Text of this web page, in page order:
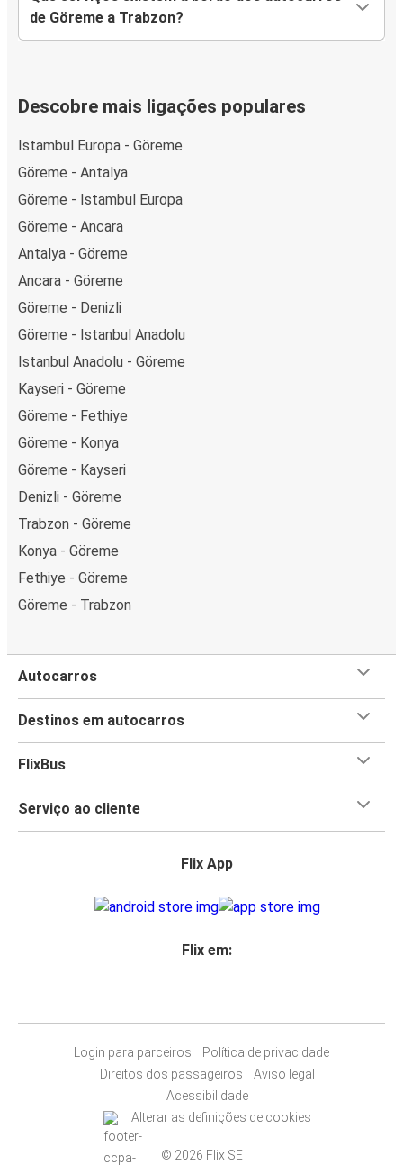
de Göreme a Trabzon?
Descobre mais ligações populares
Istambul Europa - Göreme
Göreme - Antalya
Göreme - Istambul Europa
Göreme - Ancara
Antalya - Göreme
Ancara - Göreme
Göreme - Denizli
Göreme - Istanbul Anadolu
Istanbul Anadolu - Göreme
Kayseri - Göreme
Göreme - Fethiye
Göreme - Konya
Göreme - Kayseri
Denizli - Göreme
Trabzon - Göreme
Konya - Göreme
Fethiye - Göreme
Göreme - Trabzon
Autocarros
Destinos em autocarros
FlixBus
Serviço ao cliente
Flix App
Flix em:
Login para parceiros
Política de privacidade
Direitos dos passageiros
Aviso legal
Acessibilidade
Alterar as definições de cookies
© 2026 Flix SE